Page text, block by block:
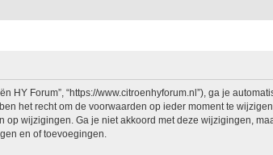
HY Forum”, “https://www.citroenhyforum.nl”), ga je
het recht om de voorwaarden op ieder moment te
wijzigingen. Ga je niet akkoord met deze wijzigingen,
en of toevoegingen.